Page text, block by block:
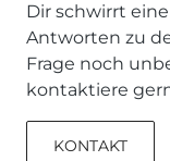
Dir schwirrt
Antworten zu
Frage noch
kontaktiere
KONTAKT